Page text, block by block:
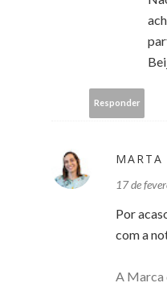
Responder
MARTA
17 de
Por
com a
A Marca